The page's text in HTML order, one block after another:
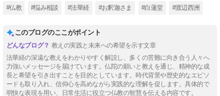
#仏教 #悩み相談 #法華経 #お釈迦さま #白蓮堂 #渡辺西洲
このブログのここがポイント
教えの実践と未来への希望を示す文章
法華経の深遠な教えをわかりやすく解説し、多くの苦難に向き合う人々へ
力強いメッセージを届けています。仏陀の願いと教えを通じ、精神的な成
長と希望を引き出すことを目的としています。時代背景や歴史的なエピソ
ードも取り入れ、信仰心を高めながら実践的な理解を促します。具体的で
明快な表現を用い、日常生活に役立つ仏教の智慧を伝える内容です。